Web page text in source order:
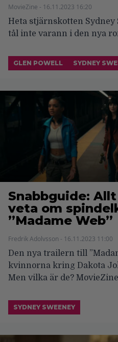
MovieZine - 16.11.2023 16:20
Heta stjärnskotten Sydney
tål inte varann i den nya
GLEN POWELL SYDNEY
Snabbguide:
veta om
”Madame Web”
Fredrik Adolvsson - 16.11.2023 11:00
Den nya trailern till
kvinnorna kring Dakota
Men vilka är de?
SYDNEY SWEENEY